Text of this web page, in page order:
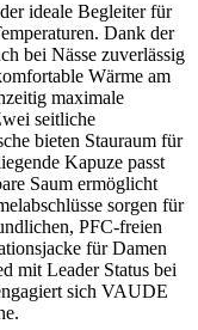
ideale Begleiter für
Dank der
bei Nässe zuverlässig
Wärme am
maximale
seitliche
bieten Stauraum für
Kapuze passt
Saum ermöglicht
sorgen für
PFC-freien
für Damen
mit Leader Status bei
sich VAUDE